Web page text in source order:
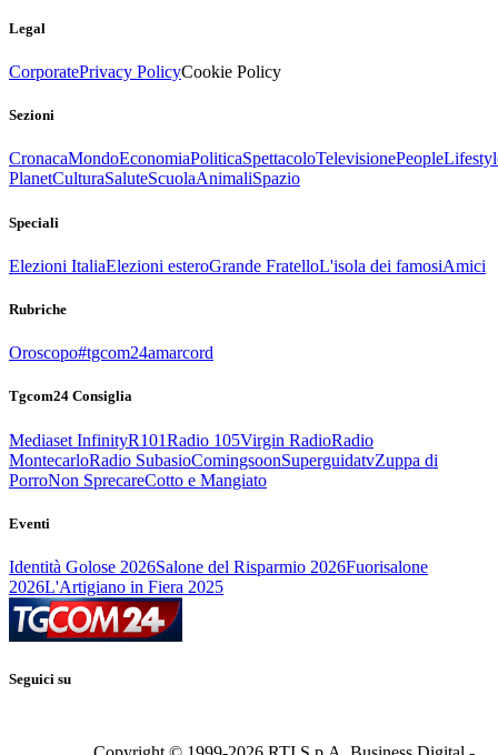
Legal
CorporatePrivacy PolicyCookie Policy
Sezioni
CronacaMondoEconomiaPoliticaSpettacoloTelevisionePeople
PlanetCulturaSaluteScuolaAnimaliSpazio
Speciali
Elezioni ItaliaElezioni esteroGrande FratelloL'isola dei famosiAmici
Rubriche
Oroscopo#tgcom24amarcord
Tgcom24 Consiglia
Mediaset InfinityR101Radio 105Virgin RadioRadio
MontecarloRadio SubasioComingsoonSuperguidatvZuppa di
PorroNon SprecareCotto e Mangiato
Eventi
Identità Golose 2026Salone del Risparmio 2026Fuorisalone
2026L'Artigiano in Fiera 2025
Seguici su